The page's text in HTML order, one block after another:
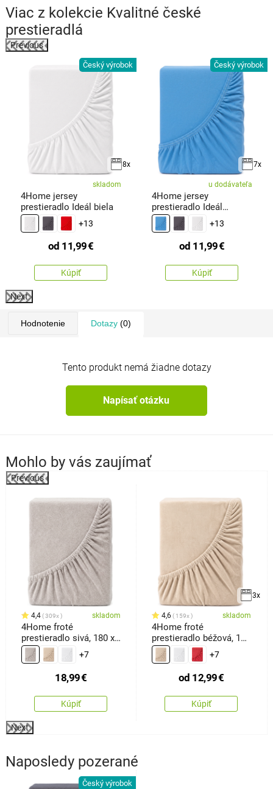
Viac z kolekcie Kvalitné české
prestieradlá
Previous
Český výrobok
8x
skladom
4Home jersey
prestieradlo Ideál biela
+13
od 11,99€
Kúpiť
Český výrobok
7x
u dodávateľa
4Home jersey
prestieradlo Ideál
nebesky modrá+13
od 11,99€
Kúpiť
Next
Hodnotenie Dotazy(0)
Tento produkt nemá žiadne dotazy
Napísať otázku
Mohlo by vás zaujímať
Previous
4,4 309x skladom
4Home froté
prestieradlo sivá, 180 x
200 cm
+7
18,99€
Kúpiť
3x
4,6 159x skladom
4Home froté
prestieradlo béžová, 100
x 200 cm
+7
od 12,99€
Kúpiť
Next
Naposledy pozerané
Český výrobok